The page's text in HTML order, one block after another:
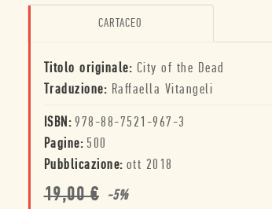
CARTACEO
Titolo originale: City of the Dead
Traduzione: Raffaella Vitangeli
ISBN: 978-88-7521-967-3
Pagine: 500
Pubblicazione: ott 2018
19,00€ -5%